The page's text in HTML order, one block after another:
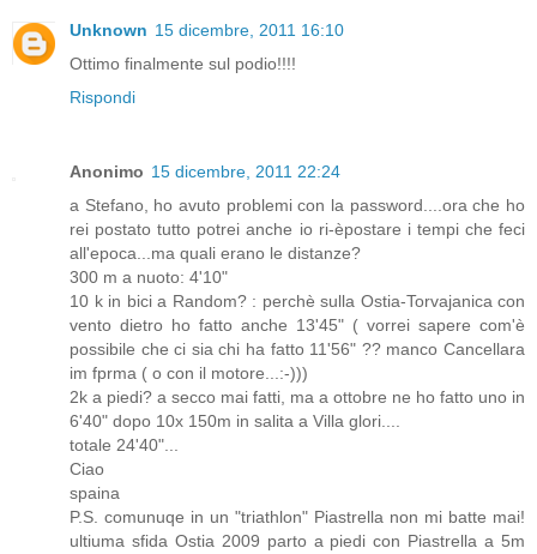
Unknown 15 dicembre, 2011 16:10
Ottimo finalmente sul podio!!!!
Rispondi
Anonimo 15 dicembre, 2011 22:24
a Stefano, ho avuto problemi con la password....ora che ho
rei postato tutto potrei anche io ri-èpostare i tempi che feci
all'epoca...ma quali erano le distanze?
300 m a nuoto: 4'10"
10 k in bici a Random? : perchè sulla Ostia-Torvajanica con
vento dietro ho fatto anche 13'45" ( vorrei sapere com'è
possibile che ci sia chi ha fatto 11'56" ?? manco Cancellara
im fprma ( o con il motore...:-)))
2k a piedi? a secco mai fatti, ma a ottobre ne ho fatto uno in
6'40" dopo 10x 150m in salita a Villa glori....
totale 24'40"...
Ciao
spaina
P.S. comunuqe in un "triathlon" Piastrella non mi batte mai!
ultiuma sfida Ostia 2009 parto a piedi con Piastrella a 5m